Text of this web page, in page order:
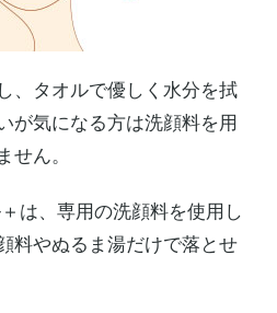
、タオルで優しく水分を拭
が気になる方は洗顔料を用
せん。
は、専用の洗顔料を使用し
料やぬるま湯だけで落とせ